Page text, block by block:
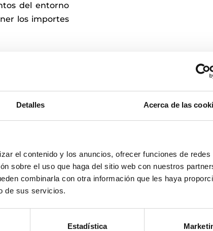
Detalles Acerca de las
el contenido y los anuncios, ofrecer funciones de redes
sobre el uso que haga del sitio web con nuestros
combinarla con otra información que les haya
de sus servicios.
Estadística
del entorno
los importes
y econometristas de alto prestigio, con
y comparecencia de informes periciales
de éxito en juzgados relacionados con la
en los que VÍA PERICIAL ha intervenido como
soportada:
tienda de ropa ubicada en el corazón de
de alquiler de automóviles en Jávea, Alicante.